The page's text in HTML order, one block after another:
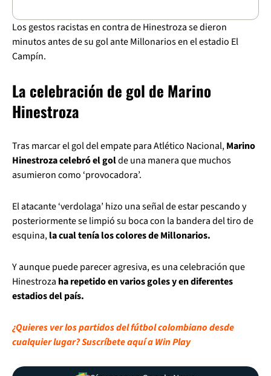
Los gestos racistas en contra de Hinestroza se dieron
minutos antes de su gol ante Millonarios en el estadio El
Campín.
La celebración de gol de Marino
Hinestroza
Tras marcar el gol del empate para Atlético Nacional,Marino
Hinestroza celebró el golde una manera que muchos
asumieron como ‘provocadora’.
El atacante ‘verdolaga’ hizo una señal de estar pescando y
posteriormente se limpió su boca con la bandera del tiro de
esquina,la cual tenía los colores de Millonarios.
Y aunque puede parecer agresiva, es una celebración que
Hinestroza ha repetido en varios goles y en diferentes
estadios del país.
¿Quieres ver los partidos del fútbol colombiano desde
cualquier lugar? Suscríbete aquí a Win Play